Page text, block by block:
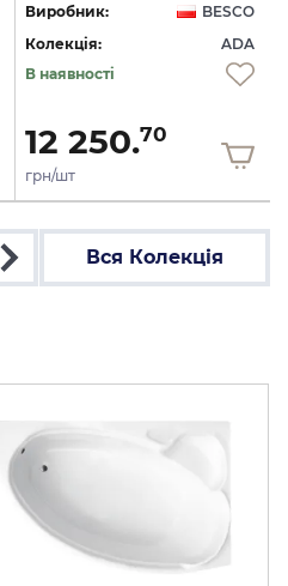
Виробник:
BESCO
Колекція:
ADA
В наявності
12 250.70
грн/шт
Вся Колекція